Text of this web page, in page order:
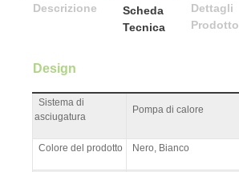
Descrizione
Scheda
Tecnica
Dettagli
Prodotto
Design
Sistema di
asciugatura
Pompa di calore
Colore del prodotto Nero, Bianco